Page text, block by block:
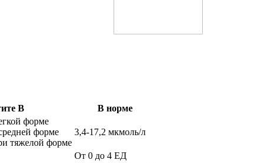
В В норме
форме
форме
тяжелой форме
3,4-17,2 мкмоль/л
От 0 до 4 ЕД